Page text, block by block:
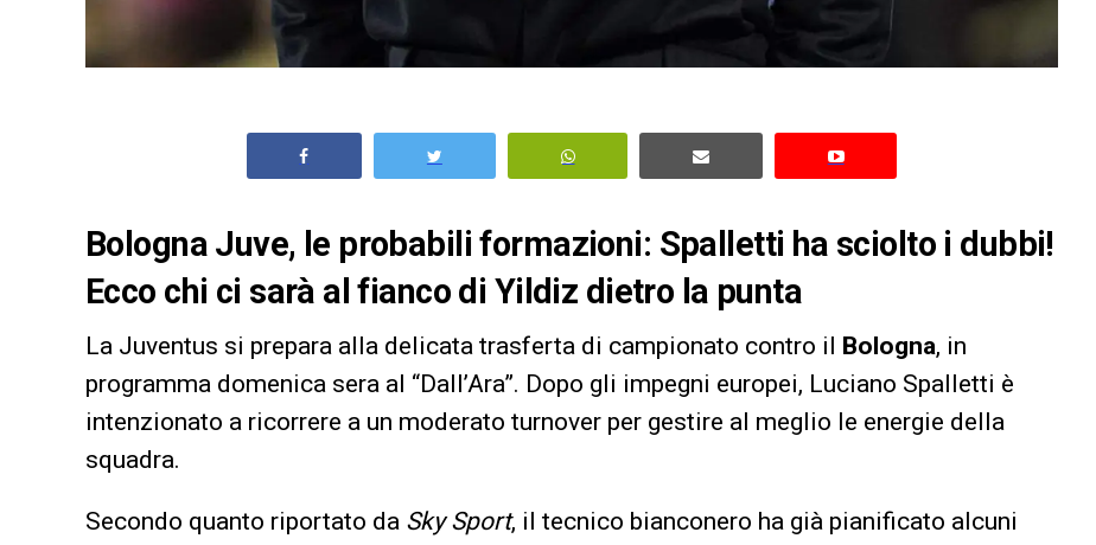
Bologna Juve, le probabili formazioni: Spalletti ha sciolto i dubbi!
Ecco chi ci sarà al fianco di Yildiz dietro la punta
La Juventus si prepara alla delicata trasferta di campionato contro il Bologna, in
programma domenica sera al “Dall’Ara”. Dopo gli impegni europei, Luciano Spalletti è
intenzionato a ricorrere a un moderato turnover per gestire al meglio le energie della
squadra.
Secondo quanto riportato da Sky Sport, il tecnico bianconero ha già pianificato alcuni